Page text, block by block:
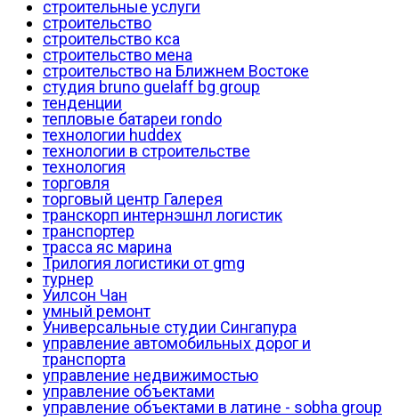
строительные услуги
строительство
строительство кса
строительство мена
строительство на Ближнем Востоке
студия bruno guelaff bg group
тенденции
тепловые батареи rondo
технологии huddex
технологии в строительстве
технология
торговля
торговый центр Галерея
транскорп интернэшнл логистик
транспортер
трасса яс марина
Трилогия логистики от gmg
турнер
Уилсон Чан
умный ремонт
Универсальные студии Сингапура
управление автомобильных дорог и
транспорта
управление недвижимостью
управление объектами
управление объектами в латине - sobha group